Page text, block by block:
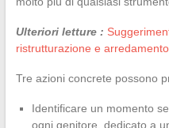
Ulteriori letture :
ristrutturazione e
Tre azioni concrete possono
Identificare un momento
ogni genitore, dedicato a